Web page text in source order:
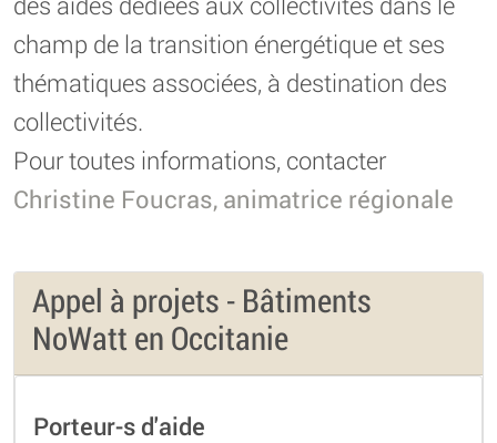
champ de la transition énergétique et ses
thématiques associées, à destination des
collectivités.
Pour toutes informations, contacter
Christine Foucras, animatrice régionale
Appel à projets - Bâtiments
NoWatt en Occitanie
Porteur-s d'aide